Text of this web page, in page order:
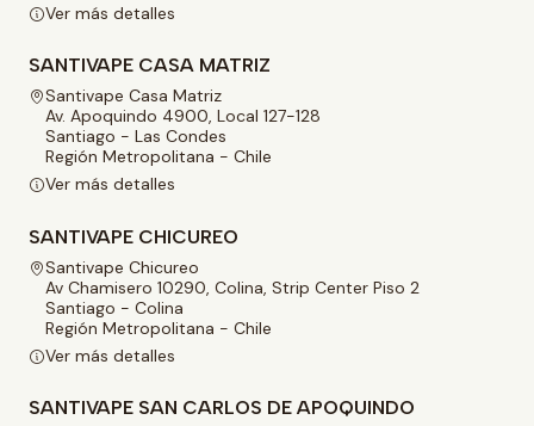
Ver más detalles
SANTIVAPE CASA MATRIZ
Santivape Casa Matriz
Av. Apoquindo 4900, Local 127-128
Santiago - Las Condes
Región Metropolitana - Chile
Ver más detalles
SANTIVAPE CHICUREO
Santivape Chicureo
Av Chamisero 10290, Colina, Strip Center Piso 2
Santiago - Colina
Región Metropolitana - Chile
Ver más detalles
SANTIVAPE SAN CARLOS DE APOQUINDO